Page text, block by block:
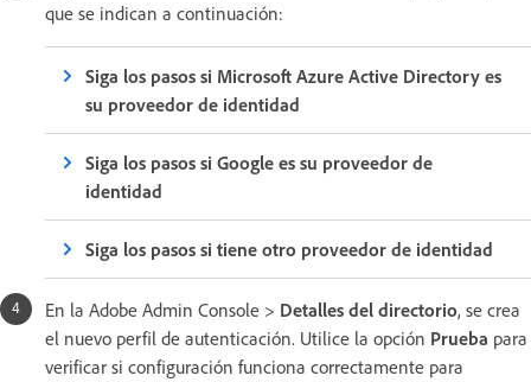
que se indican a continuación:
Siga los pasos si Microsoft Azure Active Directory es
su proveedor de identidad
Siga los pasos si Google es su proveedor de
identidad
Siga los pasos si tiene otro proveedor de identidad
En la Adobe Admin Console > Detalles del directorio, se crea
el nuevo perfil de autenticación. Utilice la opción Prueba para
verificar si configuración funciona correctamente para